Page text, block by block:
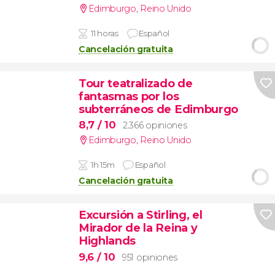
Edimburgo, Reino Unido
11 horas Español
Cancelación gratuita
Tour teatralizado de
fantasmas por los
subterráneos de Edimburgo
8,7 / 10
2.366 opiniones
Edimburgo, Reino Unido
1h 15m Español
Cancelación gratuita
Excursión a Stirling, el
Mirador de la Reina y
Highlands
9,6 / 10
951 opiniones